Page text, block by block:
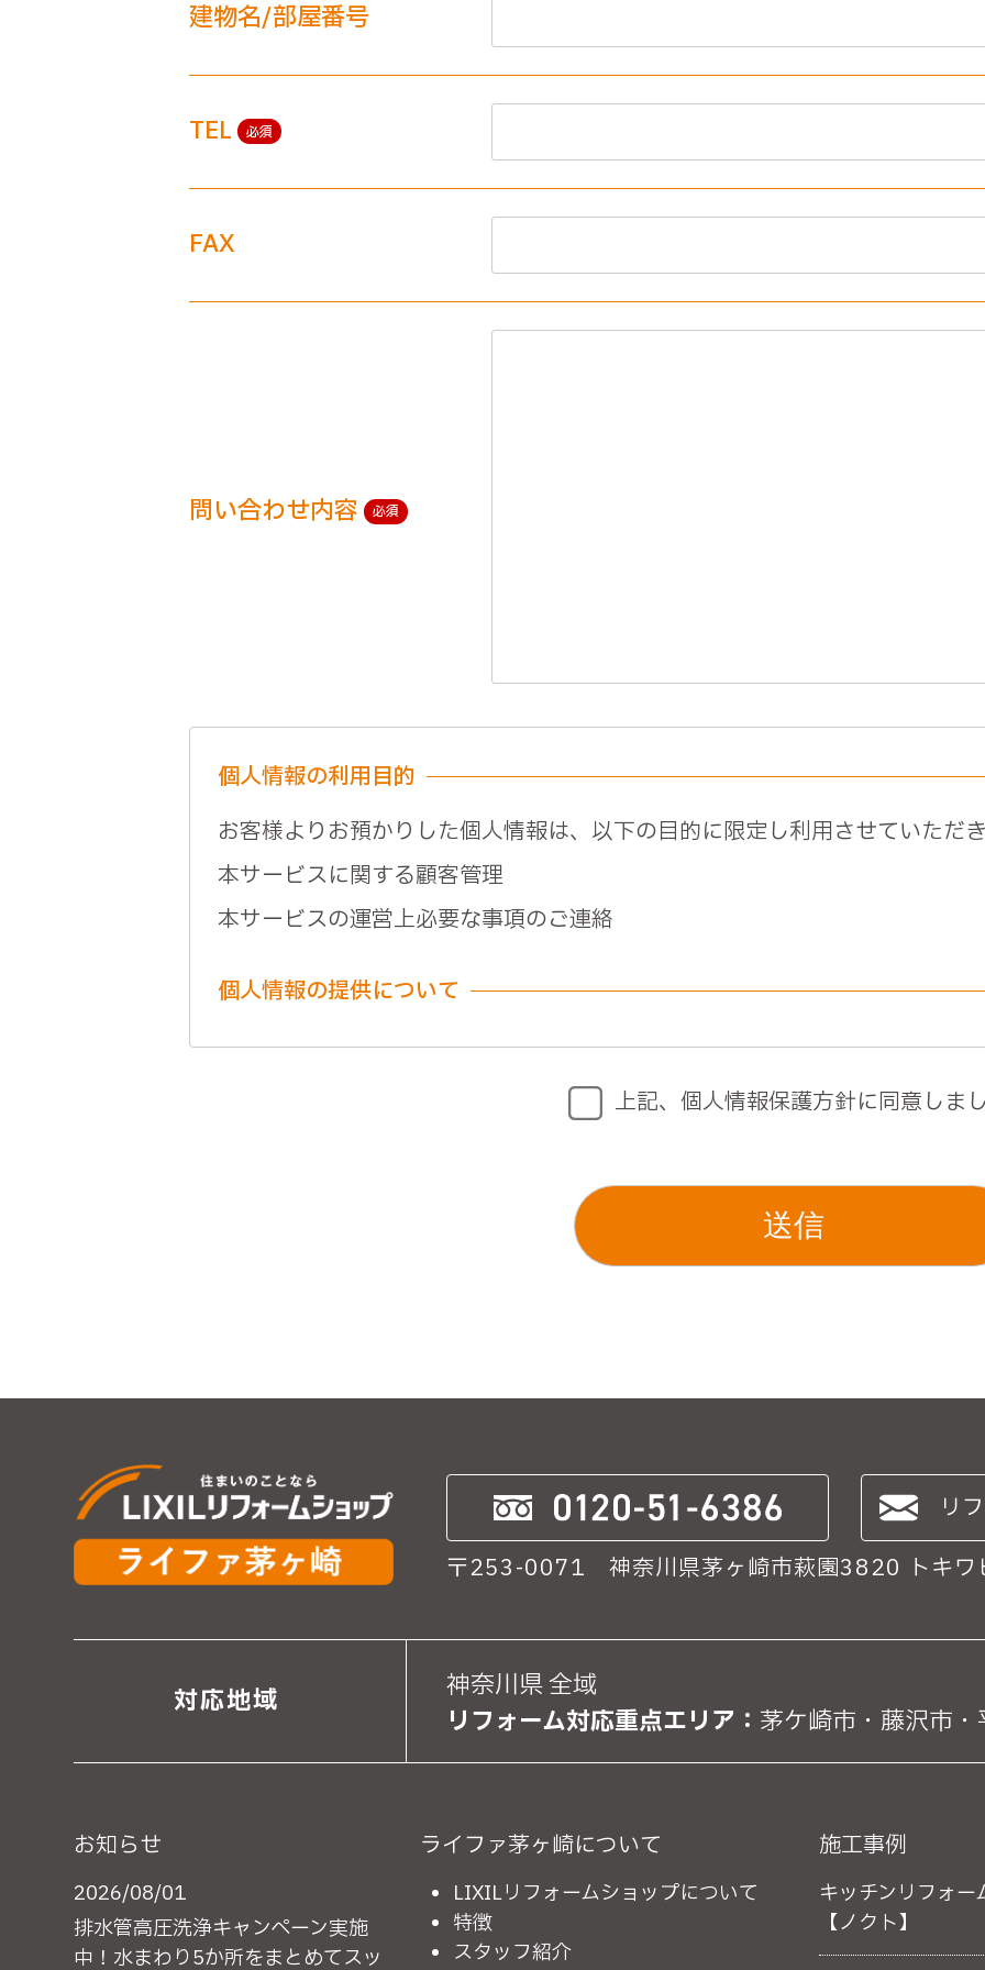
建物名/部屋番号
TEL 必須
FAX
問い合わせ内容 必須
個人情報の利用目的
お客様よりお預かりした個人情報は、以下の目的に限定し利用させていただ
本サービスに関する顧客管理
本サービスの運営上必要な事項のご連絡
個人情報の提供について
当社ではお客様の同意を得た場合または法令に定められた場合を除き、取得
当社では、利用目的の達成に必要な範囲において、個人情報を外部に委託
対しては個人情報保護契約等の措置をとり、適切な監督を行います。
必要な情報を頂けない場合は、それに対応した当社のサービスをご提供でき
ください。
当社では、お客様の個人情報の開示･訂正･削除・利用停止の手続を定めさせ
確認のうえ、対応させて頂きます。個人情報の開示･訂正･削除・利用停止
でお問合せ下さい。
上記、個人情報保護方針に同意しま
リ
〒253-0071 神奈川県茅ヶ崎市萩園3820 トキワ
対応地域
神奈川県 全域
リフォーム対応重点エリア： 茅ケ崎市・藤沢市
お知らせ
2026/08/01
排水管高圧洗浄キャンペーン実施
中！水まわり5か所をまとめてスッ
ライファ茅ヶ崎について
LIXILリフォームショップについて
特徴
スタッフ紹介
施工事例
キッチンリフォー
【ノクト】